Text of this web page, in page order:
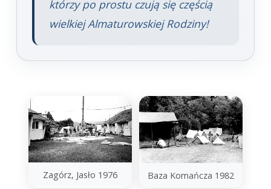
którzy po prostu czują się częścią
wielkiej Almaturowskiej Rodziny!
Zagórz, Jasło 1976 Baza Komańcza 1982